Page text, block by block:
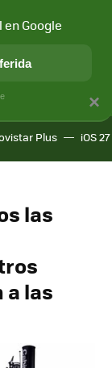
Plus iOS 27
las
a las
×
Google